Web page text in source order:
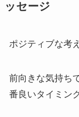
ッセージ
ポジティブな考
前向きな気持ち
番良いタイミン